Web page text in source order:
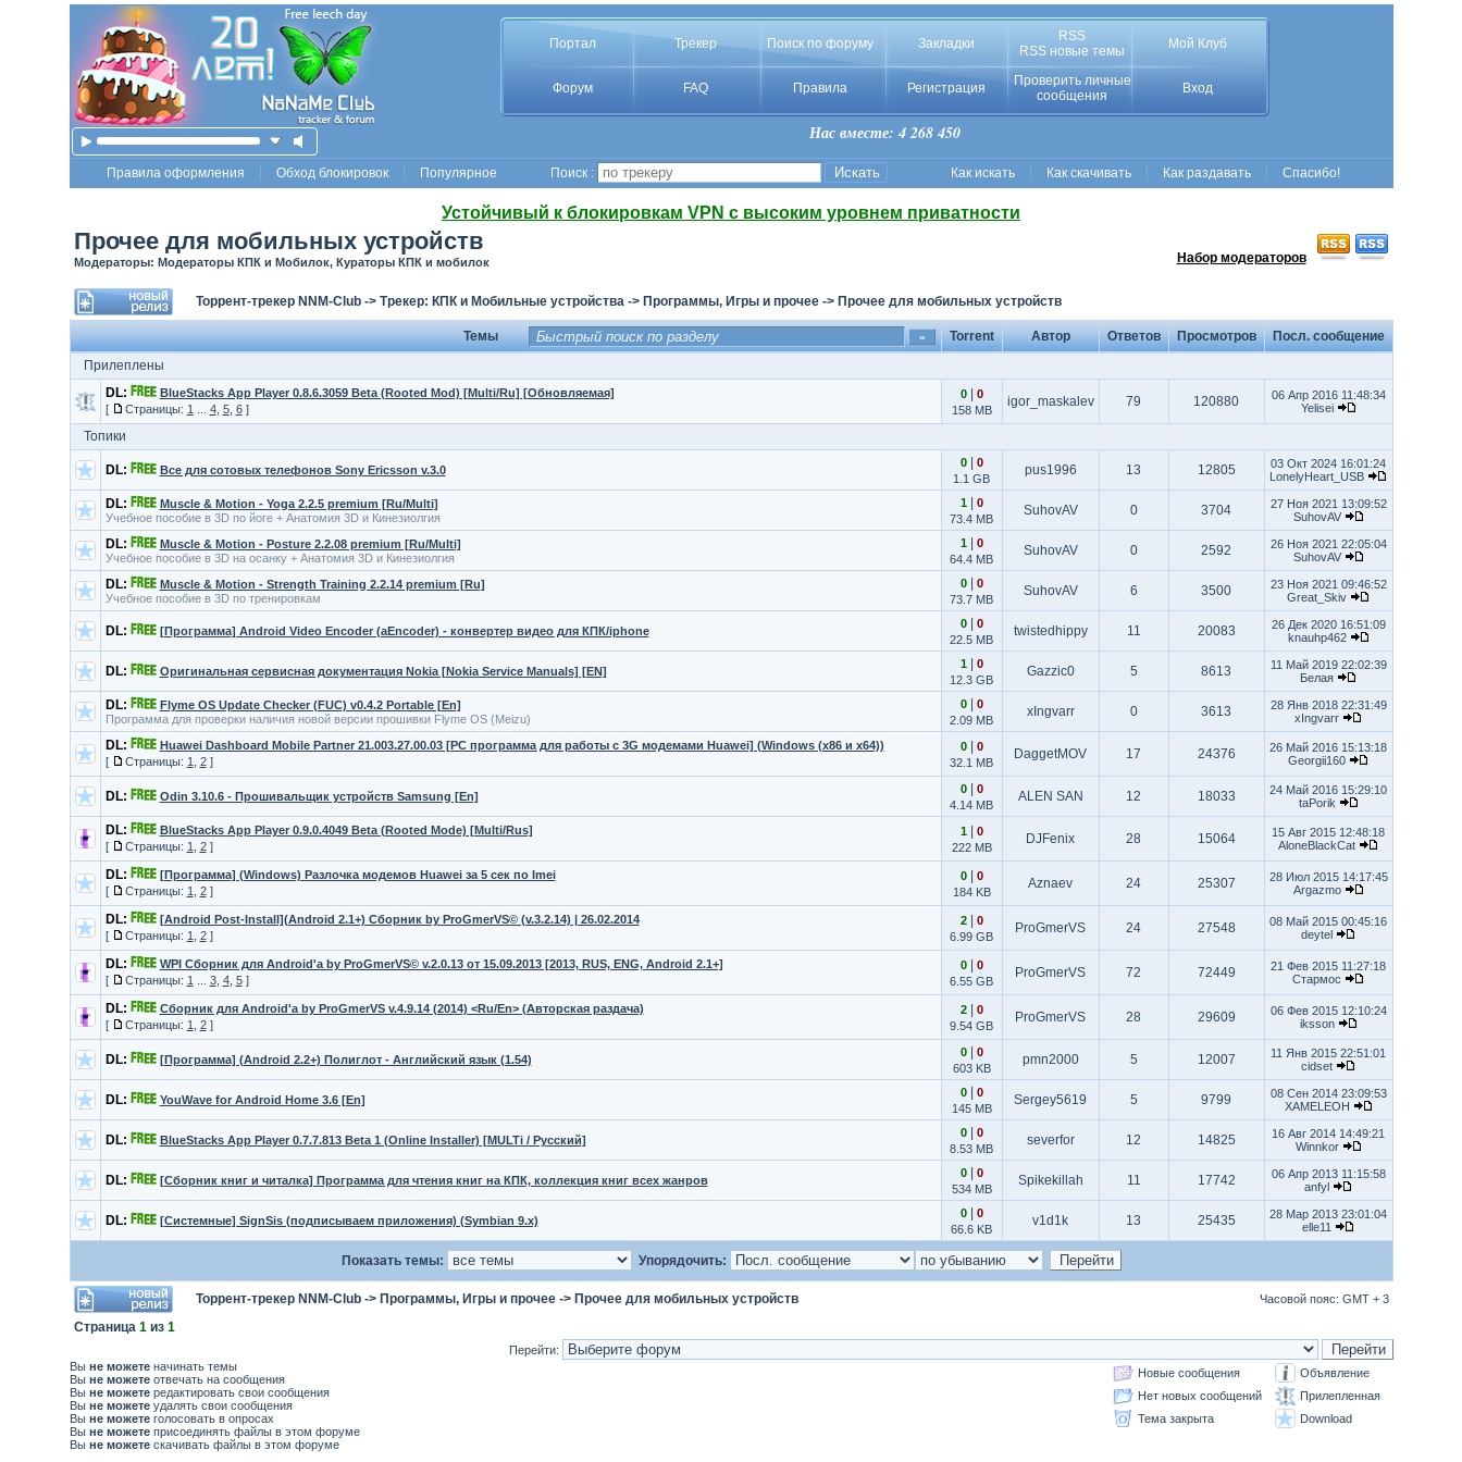
Портал Трекер Поиск по форуму Закладки
RSS
RSS новые темы
Мой Клуб
Форум FAQ Правила Регистрация
Проверить личные
сообщения
Вход
Нас вместе: 4 268 450
Правила оформления Обход блокировок Популярное Поиск : Как искать Как скачивать Как раздавать Спасибо!
Устойчивый к блокировкам VPN с высоким уровнем приватности
Прочее для мобильных устройств
Модераторы: Модераторы КПК и Мобилок, Кураторы КПК и мобилок Набор модераторов
Торрент-трекер NNM-Club-> Трекер: КПК и Мобильные устройства-> Программы, Игры и прочее-> Прочее для мобильных устройств
Темы Torrent Автор Ответов Просмотров
Посл. сообщение
Прилеплены
DL:
BlueStacks App Player 0.8.6.3059 Beta (Rooted Mod) [Multi/Ru] [Обновляемая]
[
Страницы: 1 4, 5, 6]
0|
0
158 MB
igor_maskalev 79 120880
06 Апр 2016 11:48:34
Yelisei
Топики
DL: Все для сотовых телефонов Sony Ericsson v.3.0
0|
0
1.1 GB
pus1996 13 12805
03 Окт 2024 16:01:24
LonelyHeart_USB
DL:
Muscle & Motion - Yoga 2.2.5 premium [Ru/Multi]
Учебное пособие в 3D по йоге + Анатомия 3D и Кинезиолгия
1|
0
73.4 MB
SuhovAV 0 3704
27 Ноя 2021 13:09:52
SuhovAV
DL:
Muscle & Motion - Posture 2.2.08 premium [Ru/Multi]
Учебное пособие в 3D на осанку + Анатомия 3D и Кинезиолгия
1|
0
64.4 MB
SuhovAV 0 2592
26 Ноя 2021 22:05:04
SuhovAV
DL:
Muscle & Motion - Strength Training 2.2.14 premium [Ru]
Учебное пособие в 3D по тренировкам
0|
0
73.7 MB
SuhovAV 6 3500
23 Ноя 2021 09:46:52
Great_Skiv
DL: [Программа] Android Video Encoder (aEncoder) - конвертер видео для КПК/iphone
0|
0
22.5 MB
twistedhippy 11 20083
26 Дек 2020 16:51:09
knauhp462
DL: Оригинальная сервисная документация Nokia [Nokia Service Manuals] [EN]
1|
0
12.3 GB
Gazzic0 5 8613
11 Май 2019 22:02:39
Белая
DL:
Flyme OS Update Checker (FUC) v0.4.2 Portable [En]
Программа для проверки наличия новой версии прошивки Flyme OS (Meizu)
0|
0
2.09 MB
xIngvarr 0 3613
28 Янв 2018 22:31:49
xIngvarr
DL:
Huawei Dashboard Mobile Partner 21.003.27.00.03 [PC программа для работы с 3G модемами Huawei] (Windows (x86 и x64))
[
Страницы: 1 2]
0|
0
32.1 MB
DaggetMOV 17 24376
26 Май 2016 15:13:18
Georgii160
DL: Odin 3.10.6 - Прошивальщик устройств Samsung [En]
0|
0
4.14 MB
ALEN SAN 12 18033
24 Май 2016 15:29:10
taPorik
DL:
BlueStacks App Player 0.9.0.4049 Beta (Rooted Mode) [Multi/Rus]
[
Страницы: 1 2]
1|
0
222 MB
DJFenix 28 15064
15 Авг 2015 12:48:18
AloneBlackCat
DL:
[Программа] (Windows) Разлочка модемов Huawei за 5 сек по Imei
[
Страницы: 1 2]
0|
0
184 KB
Aznaev 24 25307
28 Июл 2015 14:17:45
Argazmo
DL:
[Android Post-Install](Android 2.1+) Сборник by ProGmerVS© (v.3.2.14) | 26.02.2014
[
Страницы: 1 2]
2|
0
6.99 GB
ProGmerVS 24 27548
08 Май 2015 00:45:16
deytel
DL:
WPI Сборник для Android'a by ProGmerVS© v.2.0.13 от 15.09.2013 [2013, RUS, ENG, Android 2.1+]
[
Страницы: 1 3, 4, 5]
0|
0
6.55 GB
ProGmerVS 72 72449
21 Фев 2015 11:27:18
Стармос
DL:
Сборник для Android'a by ProGmerVS v.4.9.14 (2014) <Ru/En> (Авторская раздача)
[
Страницы: 1 2]
2|
0
9.54 GB
ProGmerVS 28 29609
06 Фев 2015 12:10:24
iksson
DL: [Программа] (Android 2.2+) Полиглот - Английский язык (1.54)
0|
0
603 KB
pmn2000 5 12007
11 Янв 2015 22:51:01
cidset
DL: YouWave for Android Home 3.6 [En]
0|
0
145 MB
Sergey5619 5 9799
08 Сен 2014 23:09:53
XAMELEOH
DL: BlueStacks App Player 0.7.7.813 Beta 1 (Online Installer) [MULTi / Русский]
0|
0
8.53 MB
severfor 12 14825
16 Авг 2014 14:49:21
Winnkor
DL: [Сборник книг и читалка] Программа для чтения книг на КПК, коллекция книг всех жанров
0|
0
534 MB
Spikekillah 11 17742
06 Апр 2013 11:15:58
anfyl
DL: [Системные] SignSis (подписываем приложения) (Symbian 9.x)
0|
0
66.6 KB
v1d1k 13 25435
28 Мар 2013 23:01:04
elle11
Показать темы: Упорядочить:
Торрент-трекер NNM-Club-> Программы, Игры и прочее-> Прочее для мобильных устройств Часовой пояс: GMT + 3
Страница 1из 1
Перейти:
Вы не можетеначинать темы
Вы не можетеотвечать на сообщения
Вы не можетередактировать свои сообщения
Вы не можетеудалять свои сообщения
Вы не можетеголосовать в опросах
Вы не можетеприсоединять файлы в этом форуме
Вы не можетескачивать файлы в этом форуме
Новые сообщения
Объявление
Нет новых сообщений
Прилепленная
Тема закрыта
Download